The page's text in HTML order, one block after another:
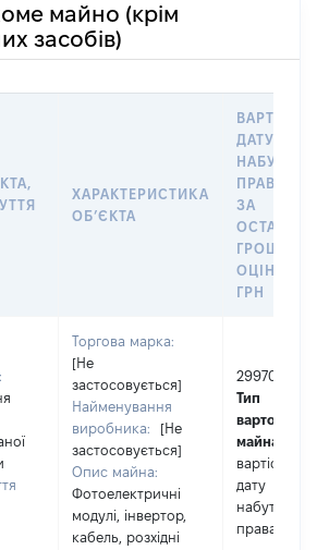
майно (крім
засобів)
ХАРАКТЕРИСТИКА
ОБʼЄКТА
ВАРТІСТЬ
ДАТУ
НАБУТТЯ
ПРАВА
ЗА
ОЦІНКОЮ,
ГРН
Торгова марка:
[Не
застосовується]
Найменування
виробника:
[Не
застосовується]
Опис майна:
Фотоелектричні
модулі, інвертор,
кабель, розхідні
299700
Тип
вартості
майна:
вартість на
дату
набуття
права